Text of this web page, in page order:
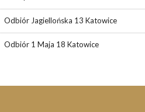
Odbiór Jagiellońska 13 Katowice
Odbiór 1 Maja 18 Katowice